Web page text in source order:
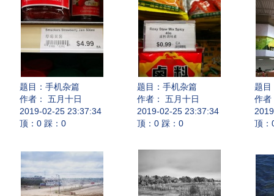
题目： 手机杂篇
作者： 五月十日
2019-02-25 23:37:34
顶：0 踩：0
题目： 手机杂篇
作者： 五月十日
2019-02-25 23:37:34
顶：0 踩：0
题目
作者
顶：